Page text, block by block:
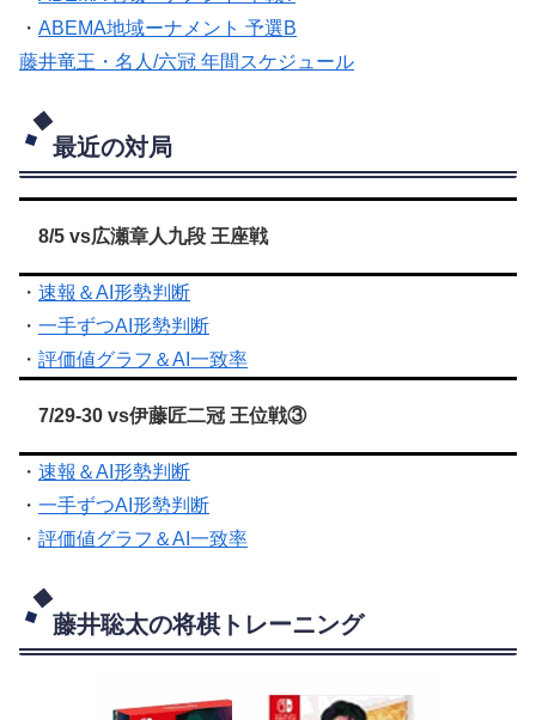
・ ABEMA地域ーナメント 予選B
藤井竜王・名人/六冠 年間スケジュール
最近の対局
8/5 vs広瀬章人九段 王座戦
・ 速報＆AI形勢判断
・ 一手ずつAI形勢判断
・ 評価値グラフ＆AI一致率
7/29-30 vs伊藤匠二冠 王位戦③
・ 速報＆AI形勢判断
・ 一手ずつAI形勢判断
・ 評価値グラフ＆AI一致率
藤井聡太の将棋トレーニング